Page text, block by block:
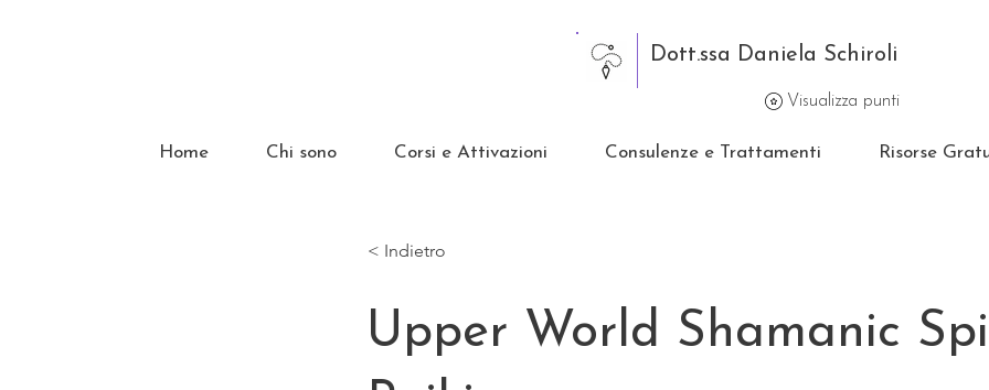
Dott.ssa Daniela Schiroli
Home Chi sono Corsi e Attivazioni Consulenze e Trattamenti Risorse
Visualizza punti
< Indietro
Upper World Shamanic